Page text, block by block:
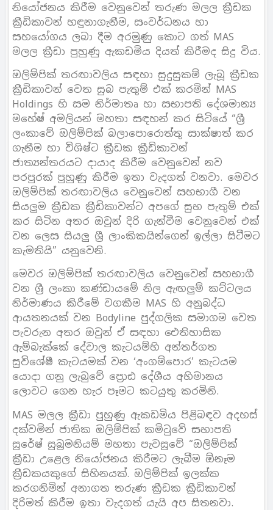
නියෝජනය කිරීම වෙනුවෙන් තරුණ මලල ක්‍රීඩක
ක්‍රීඩිකාවන් හඳුනාගැනීම, සංවර්ධනය හා
සහයෝගය ලබා දීම අරමුණු කොට ගත් MAS
මලල ක්‍රීඩා පුහුණු ඇකඩමිය දියත් කිරීමද සිදු විය.
ඔලිම්පික් තරඟාවලිය සඳහා සුදුසුකම් ලැබූ ක්‍රීඩක
ක්‍රීඩිකාවන් වෙත සුබ පැතුම් එක් කරමින් MAS
Holdings හි සම නිර්මාතෘ හා සභාපති දේශමාන්‍ය
මහේෂ් අමලියන් මහතා සඳහන් කර සිටියේ “ශ්‍රී
ලංකාවේ ඔලිම්පික් බලාපොරොත්තු සාක්ෂාත් කර
ගැනීම හා විශිෂ්ට ක්‍රීඩක ක්‍රීඩිකාවන්
ජාත්‍යන්තරයට දායාද කිරීම වෙනුවෙන් නව
පරපුරක් පුහුණු කිරීම ඉතා වැදගත් වනවා. මෙවර
ඔලිම්පික් තරඟාවලිය වෙනුවෙන් සහභාගී වන
සියලුම ක්‍රීඩක ක්‍රීඩිකාවන්ට අපගේ සුභ පැතුම් එක්
කර සිටින අතර ඔවුන් දිරි ගැන්වීම වෙනුවෙන් එක්
වන ලෙස සියලු ශ්‍රී ලාංකිකයින්ගෙන් ඉල්ලා සිටීමට
කැමතියි” යනුවෙනි.
මෙවර ඔලිම්පික් තරඟාවලිය වෙනුවෙන් සහභාගී
වන ශ්‍රී ලංකා කණ්ඩායමේ නිල ඇඟලුම් කට්ටලය
නිර්මාණය කිරීමේ වගකීම MAS හි අනුබද්ධ
ආයතනයක් වන Bodyline පුද්ගලික සමාගම වෙත
පැවරුන අතර ඔවුන් ඒ සඳහා ඓතිහාසික
ඇම්බැක්කේ දේවාල කැටයම්හි අන්තර්ගත
සුවිශේෂී කැටයමක් වන ‘අංගම්පොර’ කැටයම
යොදා ගනු ලැබුවේ ප්‍රොඪ දේශීය අභිමානය
ලොවට ගෙන හැර පෑමට කටයුතු කරමිනි.
MAS මලල ක්‍රීඩා පුහුණු ඇකඩමිය පිළිබඳව අදහස්
දක්වමින් ජාතික ඔලිම්පික් කමිටුවේ සභාපති
සුරේෂ් සුබ්‍රමනියම් මහතා පැවසුවේ “ඔලිම්පික්
ක්‍රීඩා උළෙල නියෝජනය කිරීමට ලැබීම ඕනෑම
ක්‍රීඩකයකුගේ සිහිනයක්. ඔලිම්පික් ඉලක්ක
කරගනිමින් අනාගත තරුණ ක්‍රීඩක ක්‍රීඩිකාවන්
දිරිමත් කිරීම ඉතා වැදගත් යැයි අප සිතනවා.